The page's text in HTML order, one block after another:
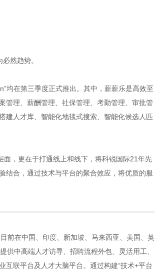
然趋势。
均在第三季度正式推出。其中，薪薪乐是高效至
管理、薪酬管理、社保管理、考勤管理、审批管
建人才库、智能化地毯式搜索、智能化候选人匹
，更在于打通线上和线下，将科锐国际21年先
结合，通过技术与平台的聚合效应，将优质的服
前在中国、印度、新加坡、马来西亚、美国、英
中高端人才访寻、招聘流程外包、灵活用工、
互联平台及人才大脑平台。通过构建“技术+平台